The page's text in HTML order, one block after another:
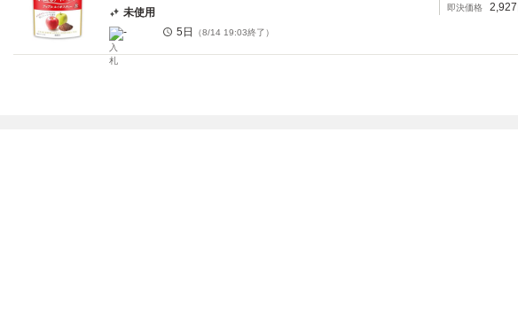
即決価格 2,927
未使用
-
5日 （8/14 19:03終了）